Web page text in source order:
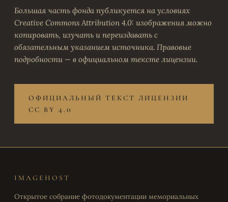
Большая часть фонда публикуется на условиях
Creative Commons Attribution 4.0: изображения можно
копировать, изучать и переиздавать с
обязательным указанием источника. Правовые
подробности — в официальном тексте лицензии.
ОФИЦИАЛЬНЫЙ ТЕКСТ ЛИЦЕНЗИИ
CC BY 4.0
IMAGEHOST
Открытое собрание фотодокументации мемориальных